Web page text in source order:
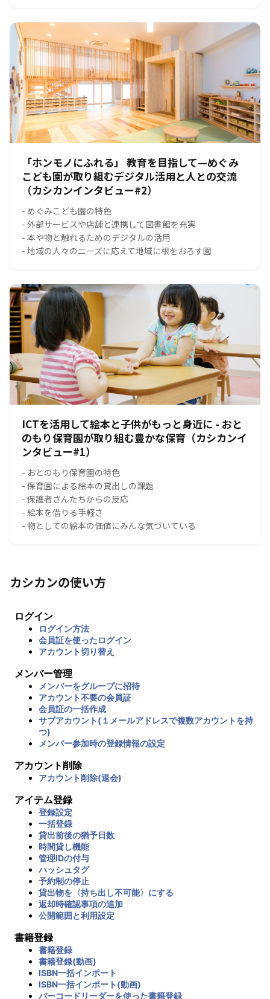
「ホンモノにふれる」 教育を目指して—めぐみ
こども園が取り組むデジタル活用と人との交流
（カシカンインタビュー#2）
- めぐみこども園の特色
- 外部サービスや店舗と連携して図書館を充実
- 本や物と触れるためのデジタルの活用
- 地域の人々のニーズに応えて地域に根をおろす園
ICTを活用して絵本と子供がもっと身近に - おと
のもり保育園が取り組む豊かな保育（カシカンイ
ンタビュー#1）
- おとのもり保育園の特色
- 保育園による絵本の貸出しの課題
- 保護者さんたちからの反応
- 絵本を借りる手軽さ
- 物としての絵本の価値にみんな気づいている
カシカンの使い方
ログイン
ログイン方法
会員証を使ったログイン
アカウント切り替え
メンバー管理
メンバーをグループに招待
アカウント不要の会員証
会員証の一括作成
サブアカウント(１メールアドレスで複数アカウントを持
つ)
メンバー参加時の登録情報の設定
アカウント削除
アカウント削除(退会)
アイテム登録
登録設定
一括登録
貸出前後の猶予日数
時間貸し機能
管理IDの付与
ハッシュタグ
予約制の停止
貸出物を〈持ち出し不可能〉にする
返却時確認事項の追加
公開範囲と利用設定
書籍登録
書籍登録
書籍登録(動画)
ISBN一括インポート
ISBN一括インポート(動画)
バーコードリーダーを使った書籍登録